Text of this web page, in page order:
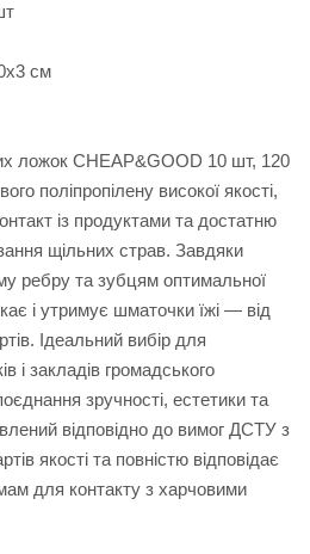
см
ложок CHEAP&GOOD 10 шт, 120
поліпропілену високої якості,
із продуктами та достатню
щільних страв. Завдяки
ребру та зубцям оптимальної
і утримує шматочки їжі — від
Ідеальний вибір для
і закладів громадського
зручності, естетики та
відповідно до вимог ДСТУ з
якості та повністю відповідає
для контакту з харчовими